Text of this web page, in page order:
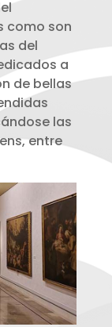
como son
del
a
de bellas
las
entre